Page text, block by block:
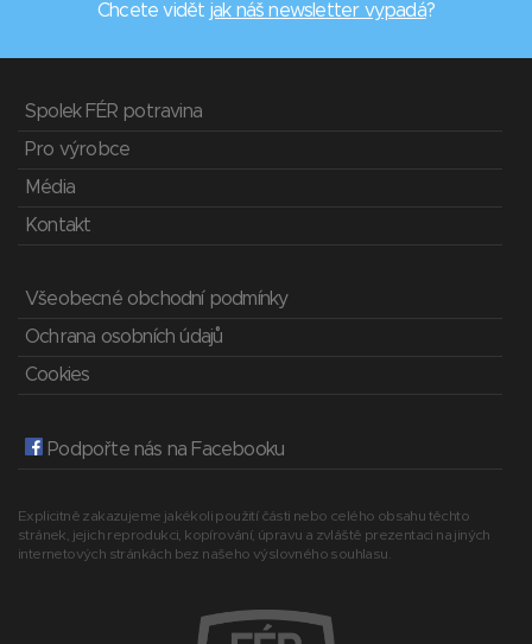
Chcete vidět jak náš newsletter vypadá?
Spolek FÉR potravina
Pro výrobce
Média
Kontakt
Všeobecné obchodní podmínky
Ochrana osobních údajů
Cookies
Podpořte nás na Facebooku
Explicitně zakazujeme jakékoli použití části nebo celého obsahu těchto
stránek, jejich reprodukci, kopírování, úpravu a zvláště prezentaci na jiných
internetových stránkách bez našeho výslovného souhlasu.